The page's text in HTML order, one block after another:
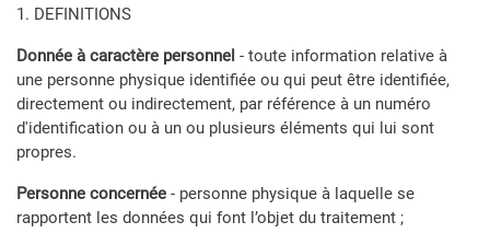
1. DEFINITIONS
Donnée à caractère personnel - toute information relative à
une personne physique identifiée ou qui peut être identifiée,
directement ou indirectement, par référence à un numéro
d'identification ou à un ou plusieurs éléments qui lui sont
propres.
Personne concernée - personne physique à laquelle se
rapportent les données qui font l’objet du traitement ;